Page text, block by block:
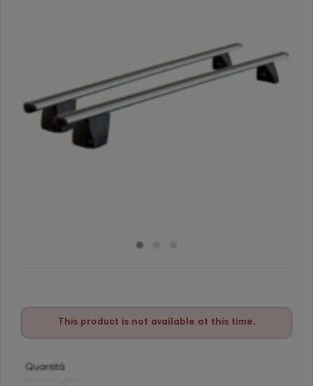
This product is not available at this time.
Quantità